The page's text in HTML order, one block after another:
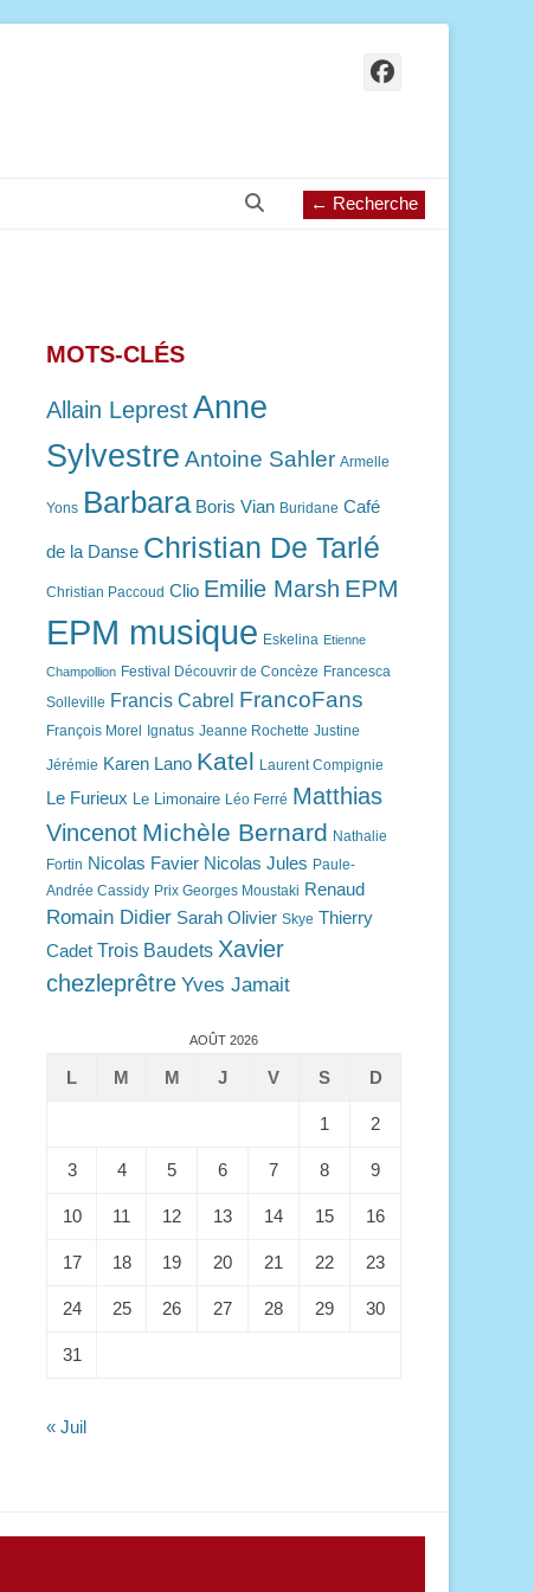
Facebook
← Recherche
Recherche
MOTS-CLÉS
Allain LeprestAnne
Sylvestre Antoine Sahler Armelle
Yons Barbara Boris Vian Buridane Café
de la Danse Christian De Tarlé
Christian Paccoud Clio Emilie Marsh EPM
EPM musique Eskelina Etienne
Champollion Festival Découvrir de Concèze Francesca
Solleville Francis Cabrel FrancoFans
François Morel Ignatus Jeanne Rochette Justine
Jérémie Karen Lano Katel Laurent Compignie
Le Furieux Le Limonaire Léo Ferré Matthias
Vincenot Michèle Bernard Nathalie
Fortin Nicolas Favier Nicolas Jules Paule-
Andrée Cassidy Prix Georges Moustaki Renaud
Romain Didier Sarah Olivier Skye Thierry
Cadet Trois Baudets Xavier
chezleprêtre Yves Jamait
AOÛT 2026
L M M J V S D
1 2
3 4 5 6 7 8 9
10 11 12 13 14 15 16
17 18 19 20 21 22 23
24 25 26 27 28 29 30
31
« Juil